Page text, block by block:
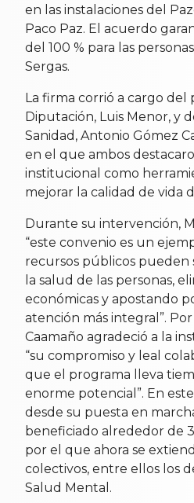
en las instalaciones del
Paco Paz. El acuerdo
del 100 % para las
Sergas.
La firma corrió a cargo del
Diputación, Luis Menor, y
Sanidad, Antonio Gómez
en el que ambos
institucional como
mejorar la calidad de vida
Durante su intervención,
“este convenio es un
recursos públicos pueden
la salud de las personas,
económicas y apostando
atención más integral”.
Caamaño agradeció a la
“su compromiso y leal
que el programa lleva
enorme potencial”. En
desde su puesta en
beneficiado alrededor de
por el que ahora se
colectivos, entre ellos los
Salud Mental.